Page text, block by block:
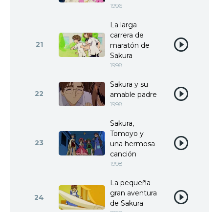
1996
21
La larga
carrera de
maratón de
Sakura
1998
22
Sakura y su
amable padre
1998
23
Sakura,
Tomoyo y
una hermosa
canción
1998
24
La pequeña
gran aventura
de Sakura